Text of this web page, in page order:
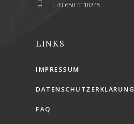
+43 650 4110245
LINKS
IMPRESSUM
DATENSCHUTZERKLÄRUNG
FAQ